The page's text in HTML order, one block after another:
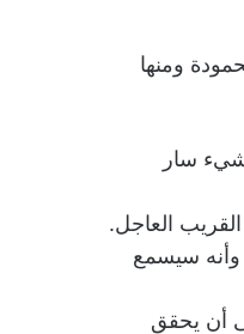
ومنها
شيء سار
العاجل.
سيسمع
أن يحقق